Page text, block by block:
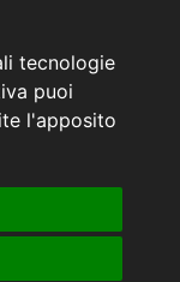
tecnologie
puoi
l'apposito
IVASS n° 40/2018
di tracciamento.